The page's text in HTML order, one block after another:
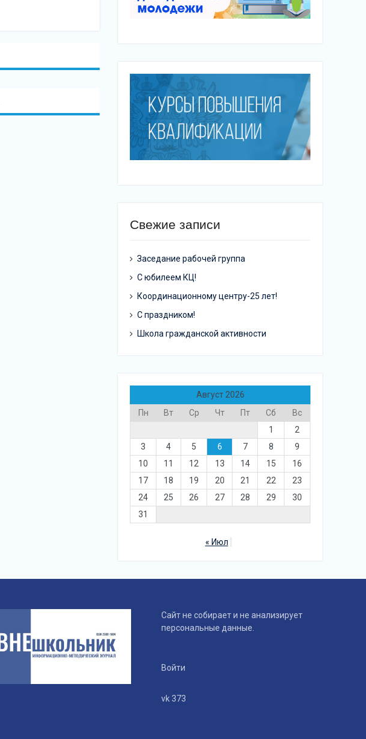
Свежие записи
Заседание рабочей группа
С юбилеем КЦ!
Координационному центру-25 лет!
С праздником!
Школа гражданской активности
Август 2026
Пн
Вт Ср Чт Пт Сб
Вс
1
2
3
4 5 6 7 8
9
10
11 12 13 14 15
16
17
18 19 20 21 22
23
24
25 26 27 28 29
30
31
« Июл
Сайт не собирает и не анализирует
персональные данные.
Войти
vk 373